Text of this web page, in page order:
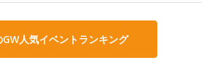
人気イベントランキング